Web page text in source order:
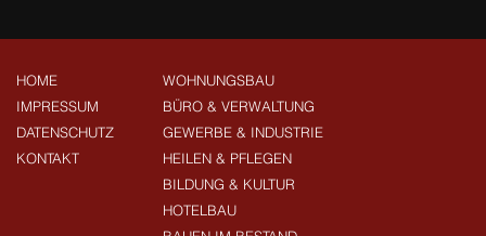
HOME
IMPRESSUM
DATENSCHUTZ
KONTAKT
WOHNUNGSBAU
BÜRO & VERWALTUNG
GEWERBE & INDUSTRIE
HEILEN & PFLEGEN
BILDUNG & KULTUR
HOTELBAU